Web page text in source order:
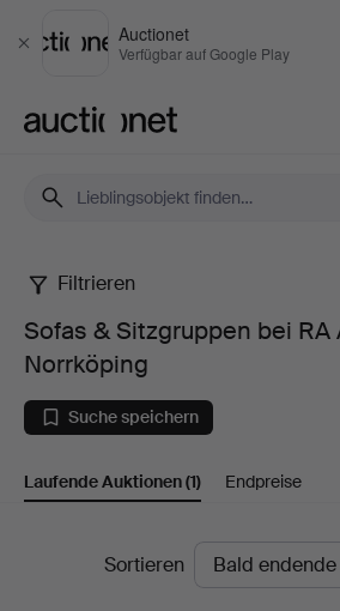
Schließen
Auctionet
Verfügbar auf Google Play
Sofas
Sitzgruppen
bei
Auktionsverket
Filtrieren
Sofas & Sitzgruppen bei
Norrköping
Suche speichern
Laufende Auktionen(1) Endpreise
LaufendeSortieren